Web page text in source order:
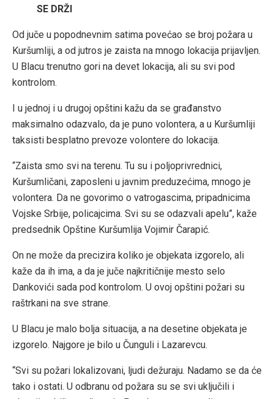
SE DRŽI
Od juče u popodnevnim satima povećao se broj požara u
Kuršumliji, a od jutros je zaista na mnogo lokacija prijavljen.
U Blacu trenutno gori na devet lokacija, ali su svi pod
kontrolom.
I u jednoj i u drugoj opštini kažu da se građanstvo
maksimalno odazvalo, da je puno volontera, a u Kuršumliji
taksisti besplatno prevoze volontere do lokacija.
“Zaista smo svi na terenu. Tu su i poljoprivrednici,
Kuršumličani, zaposleni u javnim preduzećima, mnogo je
volontera. Da ne govorimo o vatrogascima, pripadnicima
Vojske Srbije, policajcima. Svi su se odazvali apelu”, kaže
predsednik Opštine Kuršumlija Vojimir Čarapić.
On ne može da precizira koliko je objekata izgorelo, ali
kaže da ih ima, a da je juče najkritičnije mesto selo
Dankovići sada pod kontrolom. U ovoj opštini požari su
raštrkani na sve strane.
U Blacu je malo bolja situacija, a na desetine objekata je
izgorelo. Najgore je bilo u Čunguli i Lazarevcu.
“Svi su požari lokalizovani, ljudi dežuraju. Nadamo se da će
tako i ostati. U odbranu od požara su se svi uključili i